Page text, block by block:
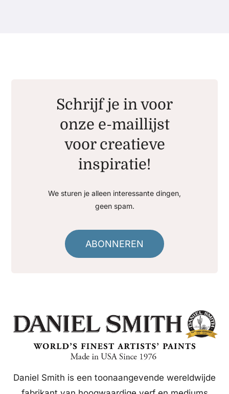
Schrijf je in voor
onze e-maillijst
voor creatieve
inspiratie!
We sturen je alleen interessante dingen,
geen spam.
ABONNEREN
Daniel Smith is een toonaangevende wereldwijde